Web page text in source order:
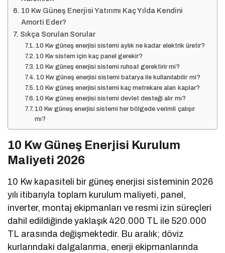
10 Kw Güneş Enerjisi Yatırımı Kaç Yılda Kendini
Amorti Eder?
Sıkça Sorulan Sorular
10 Kw güneş enerjisi sistemi aylık ne kadar elektrik üretir?
10 Kw sistem için kaç panel gerekir?
10 Kw güneş enerjisi sistemi ruhsat gerektirir mi?
10 Kw güneş enerjisi sistemi batarya ile kullanılabilir mi?
10 Kw güneş enerjisi sistemi kaç metrekare alan kaplar?
10 Kw güneş enerjisi sistemi devlet desteği alır mı?
10 Kw güneş enerjisi sistemi her bölgede verimli çalışır
mı?
10 Kw Güneş Enerjisi Kurulum
Maliyeti 2026
10 Kw kapasiteli bir güneş enerjisi sisteminin 2026
yılı itibarıyla toplam kurulum maliyeti, panel,
inverter, montaj ekipmanları ve resmi izin süreçleri
dahil edildiğinde yaklaşık 420.000 TL ile 520.000
TL arasında değişmektedir. Bu aralık; döviz
kurlarındaki dalgalanma, enerji ekipmanlarında